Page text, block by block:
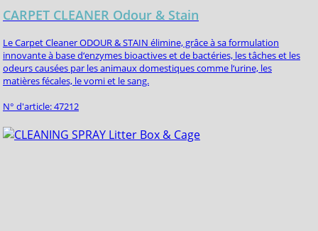
CARPET CLEANER Odour & Stain
Le Carpet Cleaner ODOUR & STAIN élimine, grâce à sa formulation
innovante à base d‘enzymes bioactives et de bactéries, les tâches et les
odeurs causées par les animaux domestiques comme l‘urine, les
matières fécales, le vomi et le sang.
N° d'article: 47212